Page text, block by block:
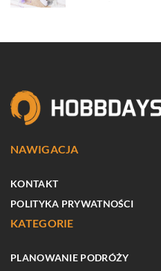
NAWIGACJA
KONTAKT
POLITYKA PRYWATNOŚCI
KATEGORIE
PLANOWANIE PODRÓŻY